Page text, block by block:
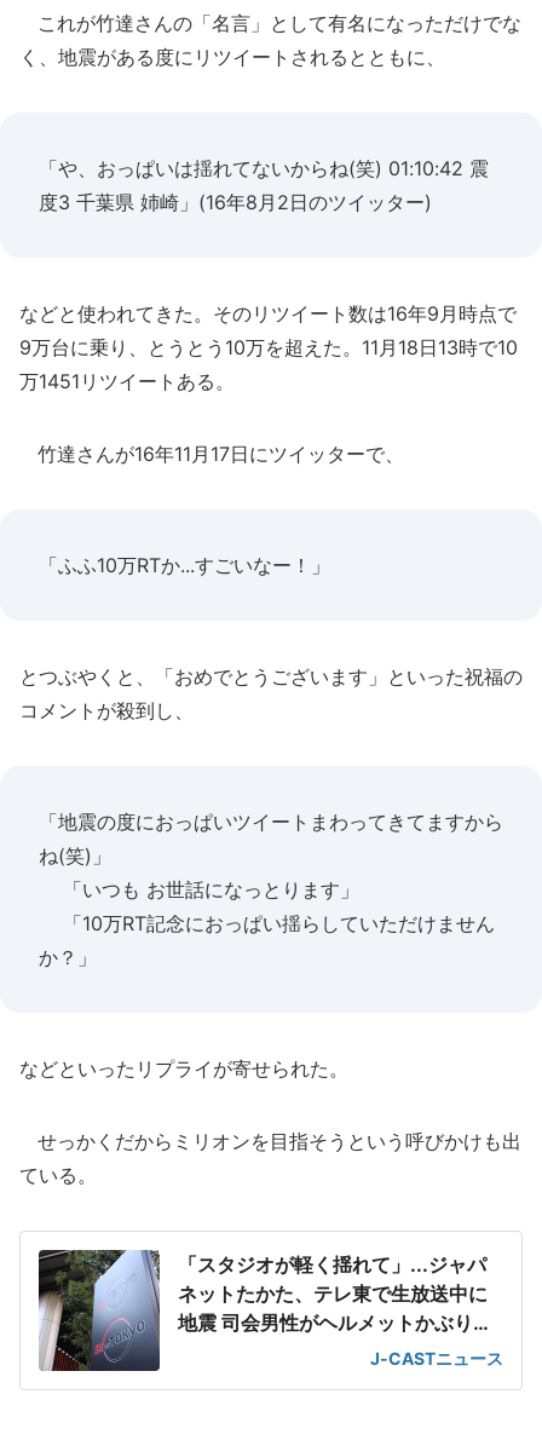
これが竹達さんの「名言」として有名になっただけでな
く、地震がある度にリツイートされるとともに、
「や、おっぱいは揺れてないからね(笑) 01:10:42 震
度3 千葉県 姉崎」(16年8月2日のツイッター)
などと使われてきた。そのリツイート数は16年9月時点で
9万台に乗り、とうとう10万を超えた。11月18日13時で10
万1451リツイートある。
竹達さんが16年11月17日にツイッターで、
「ふふ10万RTか...すごいなー！」
とつぶやくと、「おめでとうございます」といった祝福の
コメントが殺到し、
「地震の度におっぱいツイートまわってきてますから
ね(笑)」
「いつも お世話になっとります」
「10万RT記念におっぱい揺らしていただけません
か？」
などといったリプライが寄せられた。
せっかくだからミリオンを目指そうという呼びかけも出
ている。
「スタジオが軽く揺れて」...ジャパ
ネットたかた、テレ東で生放送中に
地震 司会男性がヘルメットかぶり呼
J-CASTニュース